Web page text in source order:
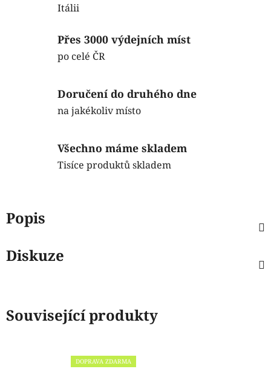
Itálii
Přes 3000 výdejních míst
po celé ČR
Doručení do druhého dne
na jakékoliv místo
Všechno máme skladem
Tisíce produktů skladem
Popis
Diskuze
Související produkty
DOPRAVA ZDARMA